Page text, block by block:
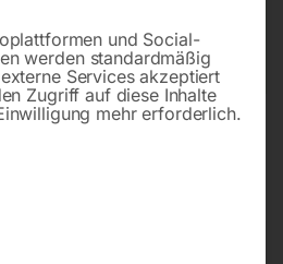
gelten für Österreich.
In den Warenkorb
und Social-
werden standardmäßig
Services akzeptiert
Zugriff auf diese Inhalte
mehr erforderlich.